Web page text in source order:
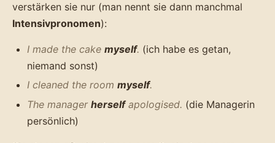
verstärken sie nur (man nennt sie dann manchmal
Intensivpronomen):
I made the cake myself. (ich habe es getan,
niemand sonst)
I cleaned the room myself.
The manager herselfapologised. (die Managerin
persönlich)